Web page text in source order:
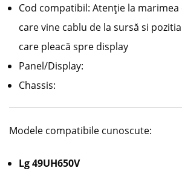
Cod compatibil: Atenție la
care vine cablu de la sursă si
care pleacă spre display
Panel/Display:
Chassis:
Modele compatibile cunoscute:
Lg 49UH650V